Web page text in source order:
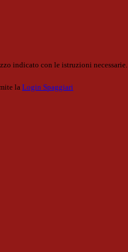
indicato con le istruzioni necessarie.
la Login Spaggiari